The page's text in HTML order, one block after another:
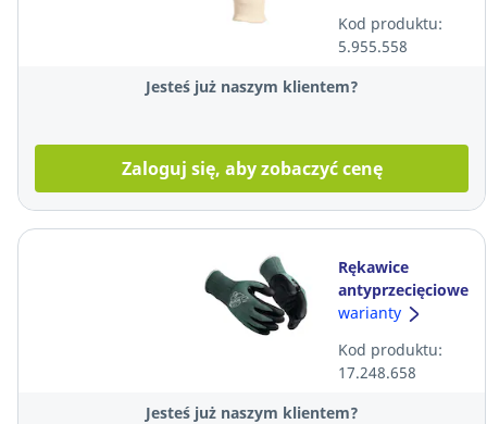
Kod produktu:
5.955.558
Jesteś już naszym klientem?
Zaloguj się, aby zobaczyć cenę
Rękawice
antyprzecięciowe
Guide 330, R9,
warianty
Kod produktu:
17.248.658
Jesteś już naszym klientem?